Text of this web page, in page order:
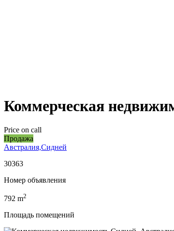
Коммерческая
Price on call
Продажа
Австралия,Сидней
30363
Номер объявления
792 m2
Площадь помещений